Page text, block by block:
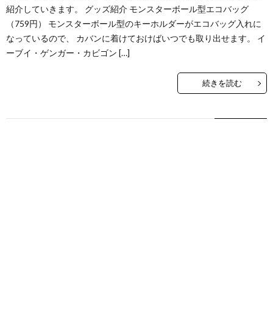
紹介していきます。 グッズ紹介 モンスターボール型エコバッグ
（759円） モンスターボール型のキーホルダーがエコバッグ入れに
なっているので、 カバンに着けておけばいつでも取り出せます。 イ
ーブイ・ゲンガー・カビゴン […]
続きを読む